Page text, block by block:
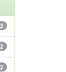
2
2
2